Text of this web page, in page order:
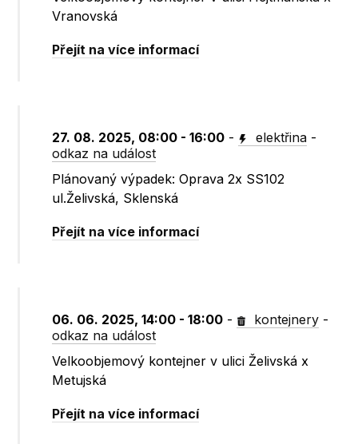
Vranovská
Přejít na více informací
27. 08. 2025, 08:00 - 16:00 - elektřina -
odkaz na událost
Plánovaný výpadek: Oprava 2x SS102
ul.Želivská, Sklenská
Přejít na více informací
06. 06. 2025, 14:00 - 18:00 - kontejnery -
odkaz na událost
Velkoobjemový kontejner v ulici Želivská x
Metujská
Přejít na více informací